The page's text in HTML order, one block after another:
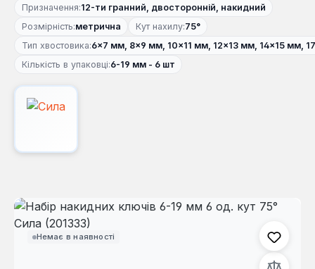
Призначення:12-ти гранний, двосторонній, накидний
Розмірність:метрична Кут нахилу:75°
Тип хвостовика:6×7 мм, 8×9 мм, 10×11 мм, 12×13 мм, 14×15 мм,
Кількість в упаковці:6-19 мм - 6 шт
Немає в наявності
Пропустити галерею зображень